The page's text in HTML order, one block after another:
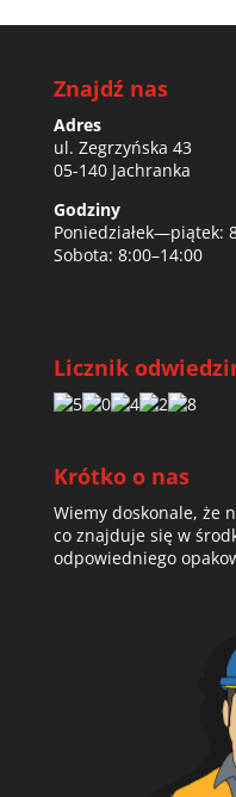
Znajdź nas
Adres
ul. Zegrzyńska 43
05-140 Jachranka
Godziny
Poniedziałek—piątek:
Sobota: 8:00–14:00
Licznik
Krótko o nas
Wiemy doskonale, że
co znajduje się w
odpowiedniego